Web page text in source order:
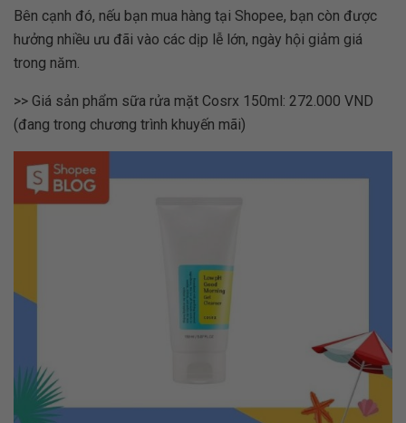
Bên cạnh đó, nếu bạn mua hàng tại Shopee, bạn còn được
hưởng nhiều ưu đãi vào các dịp lễ lớn, ngày hội giảm giá
trong năm.
>> Giá sản phẩm sữa rửa mặt Cosrx 150ml: 272.000 VND
(đang trong chương trình khuyến mãi)